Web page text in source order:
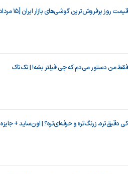
قیمت روز پرفروش‌ترین گوشی‌های بازار ایران [15 مرداد 1405]
فقط من دستور می‌دم که چی فیلتر بشه! | تک‌تاک
کی دقیق‌تره، زرنگ‌تره و حرفه‌ای‌تره؟ | اون‌ساید + جایزه